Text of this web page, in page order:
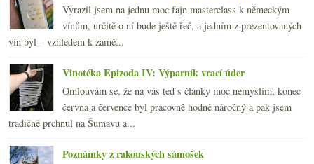
Vyrazil jsem na jednu moc fajn masterclass k německým
vínům, určitě o ní bude ještě řeč, a jedním z prezentovaných
vín byl – vzhledem k zamě...
Vinotéka Epizoda IV: Výparník vrací úder
Omlouvám se, že na vás teď s články moc nemyslím, konec
června a července byl pracovně hodně náročný a pak jsem
tradičně prchnul na Šumavu a...
Poznámky z rakouských sámošek